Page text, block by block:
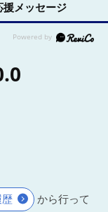
援メッセージ
から行って